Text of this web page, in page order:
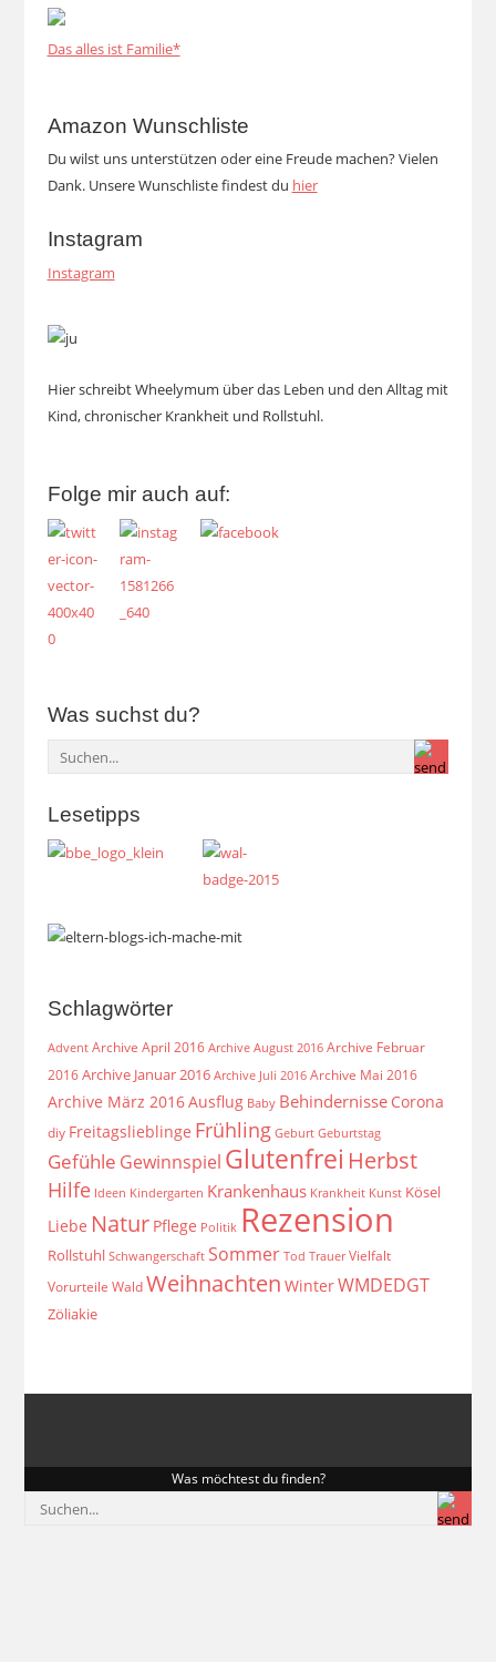
Das alles ist Familie*
Amazon Wunschliste
Du wilst uns unterstützen oder eine Freude machen? Vielen
Dank. Unsere Wunschliste findest du hier
Instagram
Instagram
Hier schreibt Wheelymum über das Leben und den Alltag mit
Kind, chronischer Krankheit und Rollstuhl.
Folge mir auch auf:
Was suchst du?
Lesetipps
Schlagwörter
Advent Archive April 2016 Archive August 2016 Archive Februar
2016 Archive Januar 2016 Archive Juli 2016 Archive Mai 2016
Archive März 2016Ausflug Baby Behindernisse Corona
diy Freitagslieblinge Frühling Geburt Geburtstag
Gefühle Gewinnspiel Glutenfrei Herbst
Hilfe Ideen Kindergarten Krankenhaus Krankheit Kunst Kösel
Liebe Natur Pflege Politik Rezension
Rollstuhl Schwangerschaft Sommer Tod Trauer Vielfalt
Vorurteile Wald Weihnachten WinterWMDEDGT
Zöliakie
Was möchtest du finden?